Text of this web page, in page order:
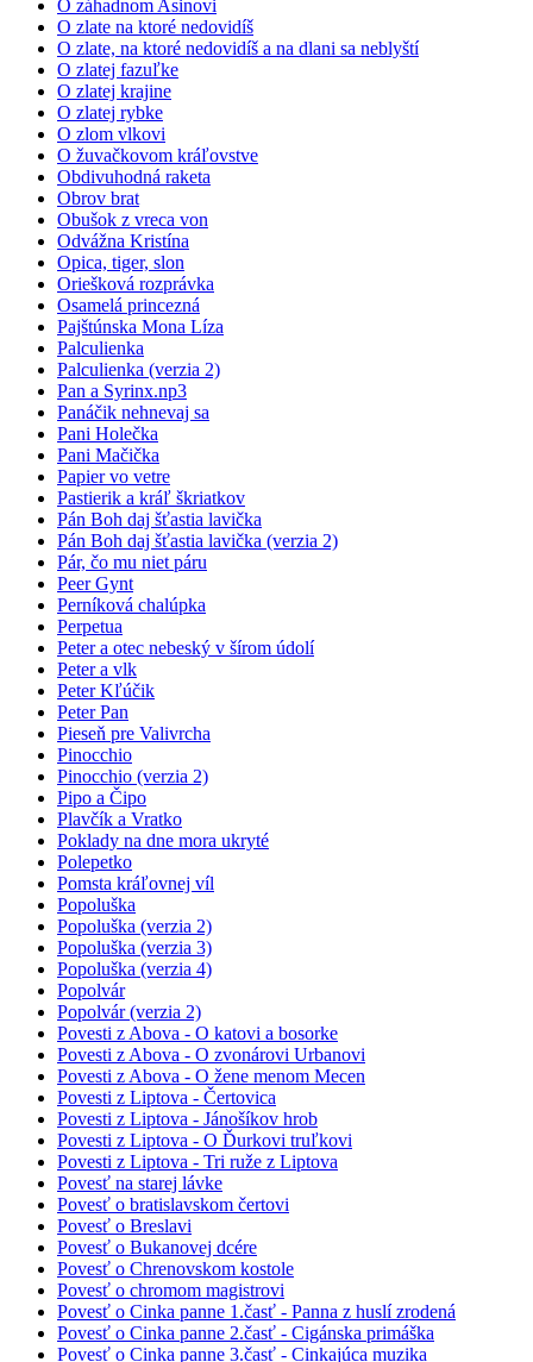
O záhadnom Asinovi
O zlate na ktoré nedovidíš
O zlate, na ktoré nedovidíš a na dlani sa neblyští
O zlatej fazuľke
O zlatej krajine
O zlatej rybke
O zlom vlkovi
O žuvačkovom kráľovstve
Obdivuhodná raketa
Obrov brat
Obušok z vreca von
Odvážna Kristína
Opica, tiger, slon
Oriešková rozprávka
Osamelá princezná
Pajštúnska Mona Líza
Palculienka
Palculienka (verzia 2)
Pan a Syrinx.np3
Panáčik nehnevaj sa
Pani Holečka
Pani Mačička
Papier vo vetre
Pastierik a kráľ škriatkov
Pán Boh daj šťastia lavička
Pán Boh daj šťastia lavička (verzia 2)
Pár, čo mu niet páru
Peer Gynt
Perníková chalúpka
Perpetua
Peter a otec nebeský v šírom údolí
Peter a vlk
Peter Kľúčik
Peter Pan
Pieseň pre Valivrcha
Pinocchio
Pinocchio (verzia 2)
Pipo a Čipo
Plavčík a Vratko
Poklady na dne mora ukryté
Polepetko
Pomsta kráľovnej víl
Popoluška
Popoluška (verzia 2)
Popoluška (verzia 3)
Popoluška (verzia 4)
Popolvár
Popolvár (verzia 2)
Povesti z Abova - O katovi a bosorke
Povesti z Abova - O zvonárovi Urbanovi
Povesti z Abova - O žene menom Mecen
Povesti z Liptova - Čertovica
Povesti z Liptova - Jánošíkov hrob
Povesti z Liptova - O Ďurkovi truľkovi
Povesti z Liptova - Tri ruže z Liptova
Povesť na starej lávke
Povesť o bratislavskom čertovi
Povesť o Breslavi
Povesť o Bukanovej dcére
Povesť o Chrenovskom kostole
Povesť o chromom magistrovi
Povesť o Cinka panne 1.časť - Panna z huslí zrodená
Povesť o Cinka panne 2.časť - Cigánska primáška
Povesť o Cinka panne 3.časť - Cinkajúca muzika